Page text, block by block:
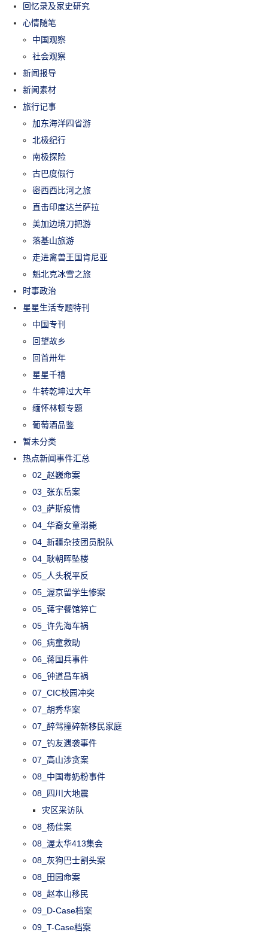
回忆录及家史研究
心情随笔
中国观察
社会观察
新闻报导
新闻素材
旅行记事
加东海洋四省游
北极纪行
南极探险
古巴度假行
密西西比河之旅
直击印度达兰萨拉
美加边境刀把游
落基山旅游
走进禽兽王国肯尼亚
魁北克冰雪之旅
时事政治
星星生活专题特刊
中国专刊
回望故乡
回首卅年
星星千禧
牛转乾坤过大年
缅怀林顿专题
葡萄酒品鉴
暂未分类
热点新闻事件汇总
02_赵巍命案
03_张东岳案
03_萨斯疫情
04_华裔女童溺毙
04_新疆杂技团员脱队
04_耿朝晖坠楼
05_人头税平反
05_渥京留学生惨案
05_蒋宇餐馆猝亡
05_许先海车祸
06_病童救助
06_蒋国兵事件
06_钟道昌车祸
07_CIC校园冲突
07_胡秀华案
07_醉驾撞碎新移民家庭
07_钓友遇袭事件
07_高山涉贪案
08_中国毒奶粉事件
08_四川大地震
灾区采访队
08_杨佳案
08_渥太华413集会
08_灰狗巴士割头案
08_田园命案
08_赵本山移民
09_D-Case档案
09_T-Case档案